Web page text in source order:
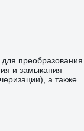
преобразования
и замыкания
а также